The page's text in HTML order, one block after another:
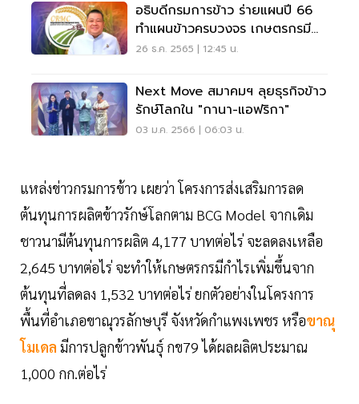
อธิบดีกรมการข้าว ร่ายแผนปี 66
ทำแผนข้าวครบวงจร เกษตรกรมี
ส่วนร่วม
26 ธ.ค. 2565 | 12:45 น.
Next Move สมาคมฯ ลุยธุรกิจข้าว
รักษ์โลกใน "กานา-แอฟริกา"
03 ม.ค. 2566 | 06:03 น.
แหล่งข่าวกรมการข้าว เผยว่า โครงการส่งเสริมการลด
ต้นทุนการผลิตข้าวรักษ์โลกตาม BCG Model จากเดิม
ชาวนามีต้นทุนการผลิต 4,177 บาทต่อไร่ จะลดลงเหลือ
2,645 บาทต่อไร่ จะทำให้เกษตรกรมีกำไรเพิ่มขึ้นจาก
ต้นทุนที่ลดลง 1,532 บาทต่อไร่ ยกตัวอย่างในโครงการ
พื้นที่อำเภอขาณุวรลักษบุรี จังหวัดกำแพงเพชร หรือขาณุ
โมเดล มีการปลูกข้าวพันธุ์ กข79 ได้ผลผลิตประมาณ
1,000 กก.ต่อไร่